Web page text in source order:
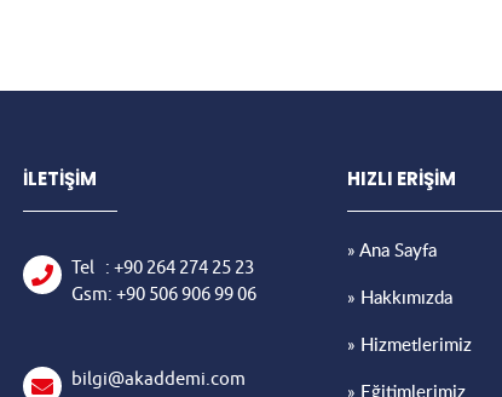
İLETİŞİM
Tel : +90 264 274 25 23
Gsm: +90 506 90699 06
bilgi@akaddemi.com
HIZLI ERİŞİM
» Ana Sayfa
» Hakkımızda
» Hizmetlerimiz
» Eğitimlerimiz